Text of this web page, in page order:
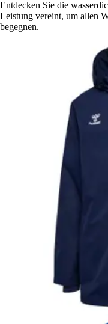
Entdecken Sie die
Leistung vereint, um allen
begegnen.